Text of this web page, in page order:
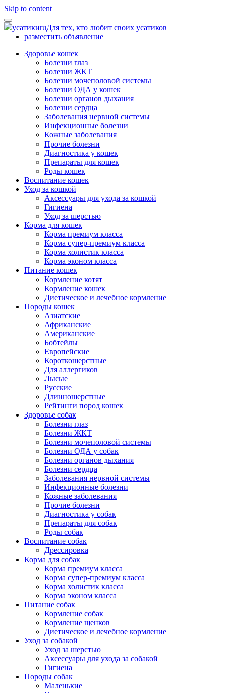
Skip to content
усатикиruДля тех, кто любит своих усатиков
разместить объявление
Здоровье кошек
Болезни глаз
Болезни ЖКТ
Болезни мочеполовой системы
Болезни ОДА у кошек
Болезни органов дыхания
Болезни сердца
Заболевания нервной системы
Инфекционные болезни
Кожные заболевания
Прочие болезни
Диагностика у кошек
Препараты для кошек
Роды кошек
Воспитание кошек
Уход за кошкой
Аксессуары для ухода за кошкой
Гигиена
Уход за шерстью
Корма для кошек
Корма премиум класса
Корма супер-премиум класса
Корма холистик класса
Корма эконом класса
Питание кошек
Кормление котят
Кормление кошек
Диетическое и лечебное кормление
Породы кошек
Азиатские
Африканские
Американские
Бобтейлы
Европейские
Короткошерстные
Для аллергиков
Лысые
Русские
Длинношерстные
Рейтинги пород кошек
Здоровье собак
Болезни глаз
Болезни ЖКТ
Болезни мочеполовой системы
Болезни ОДА у собак
Болезни органов дыхания
Болезни сердца
Заболевания нервной системы
Инфекционные болезни
Кожные заболевания
Прочие болезни
Диагностика у собак
Препараты для собак
Роды собак
Воспитание собак
Дрессировка
Корма для собак
Корма премиум класса
Корма супер-премиум класса
Корма холистик класса
Корма эконом класса
Питание собак
Кормление собак
Кормление щенков
Диетическое и лечебное кормление
Уход за собакой
Уход за шерстью
Аксессуары для ухода за собакой
Гигиена
Породы собак
Маленькие